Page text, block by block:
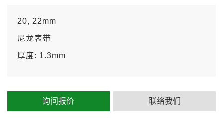
20, 22mm
尼龙表带
厚度: 1.3mm
询问报价 联络我们